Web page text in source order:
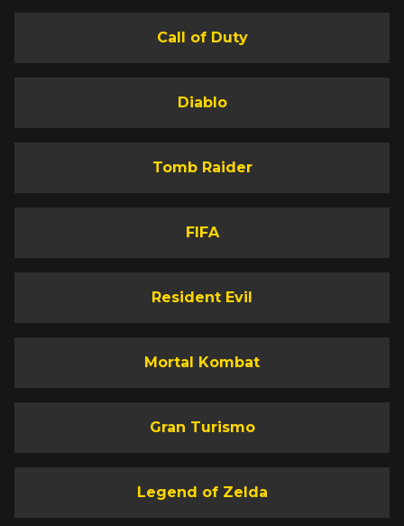
Call of Duty
Diablo
Tomb Raider
FIFA
Resident Evil
Mortal Kombat
Gran Turismo
Legend of Zelda